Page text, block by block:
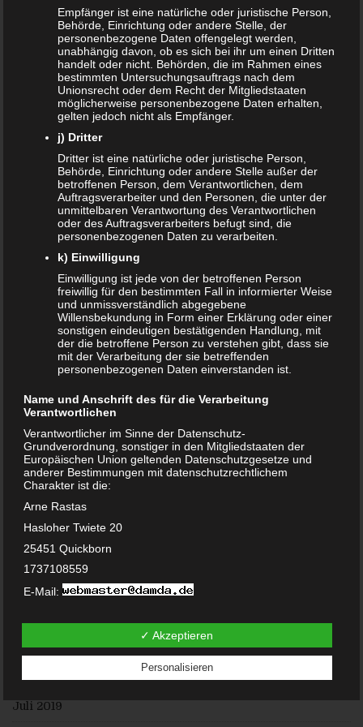
NACHRICHTEN
Kinder- und Jugendstärkungsgesetz kommt
Familien profitieren vom Rekordhaushalt 2020
Cannabis in der Muttermilch nachweisbar
Elterngeld online beantragen
Zahnspange für viele Kinder nicht notwendig
ÄLTERE ARTIKEL
Juni 2024
Mai 2024
März 2023
Oktober 2021
September 2020
Juni 2020
Februar 2020
Juli 2019
Empfänger ist eine natürliche oder juristische Person,
Behörde, Einrichtung oder andere Stelle, der
personenbezogene Daten offengelegt werden,
unabhängig davon, ob es sich bei ihr um einen Dritten
handelt oder nicht. Behörden, die im Rahmen eines
bestimmten Untersuchungsauftrags nach dem
Unionsrecht oder dem Recht der Mitgliedstaaten
möglicherweise personenbezogene Daten erhalten,
gelten jedoch nicht als Empfänger.
j) Dritter
Dritter ist eine natürliche oder juristische Person,
Behörde, Einrichtung oder andere Stelle außer der
betroffenen Person, dem Verantwortlichen, dem
Auftragsverarbeiter und den Personen, die unter der
unmittelbaren Verantwortung des Verantwortlichen
oder des Auftragsverarbeiters befugt sind, die
personenbezogenen Daten zu verarbeiten.
k) Einwilligung
Einwilligung ist jede von der betroffenen Person
freiwillig für den bestimmten Fall in informierter Weise
und unmissverständlich abgegebene
Willensbekundung in Form einer Erklärung oder einer
sonstigen eindeutigen bestätigenden Handlung, mit
der die betroffene Person zu verstehen gibt, dass sie
mit der Verarbeitung der sie betreffenden
personenbezogenen Daten einverstanden ist.
Name und Anschrift des für die Verarbeitung
Verantwortlichen
Verantwortlicher im Sinne der Datenschutz-
Grundverordnung, sonstiger in den Mitgliedstaaten der
Europäischen Union geltenden Datenschutzgesetze und
anderer Bestimmungen mit datenschutzrechtlichem
Charakter ist die:
Arne Rastas
Hasloher Twiete 20
25451 Quickborn
1737108559
E-Mail:
Cookies / SessionStorage / LocalStorage
Die Internetseiten verwenden teilweise so genannte Cookies,
LocalStorage und SessionStorage. Dies dient dazu, unser
Angebot nutzerfreundlicher, effektiver und sicherer zu
Technologie, mit welcher ihr Browser Daten auf Ihrem
✓ Akzeptieren
Personalisieren